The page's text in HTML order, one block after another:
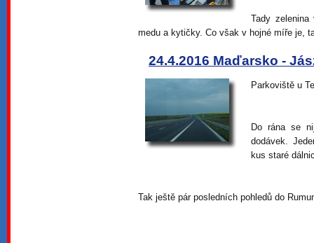
Tady zelenina
medu a kytičky. Co však v hojné míře je,
24.4.2016 Maďarsko -
Parkoviště u
Do rána se
dodávek.
kus staré
Tak ještě pár posledních pohledů do